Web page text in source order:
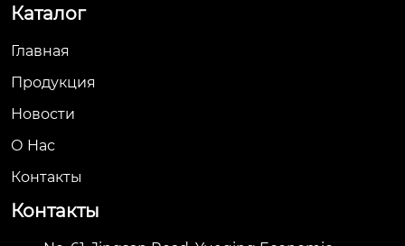
Каталог
Главная
Продукция
Новости
О Hас
Контакты
Контакты